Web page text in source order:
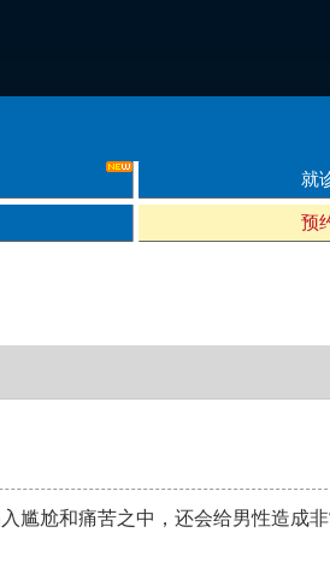
就
预
尴尬和痛苦之中，还会给男性造成